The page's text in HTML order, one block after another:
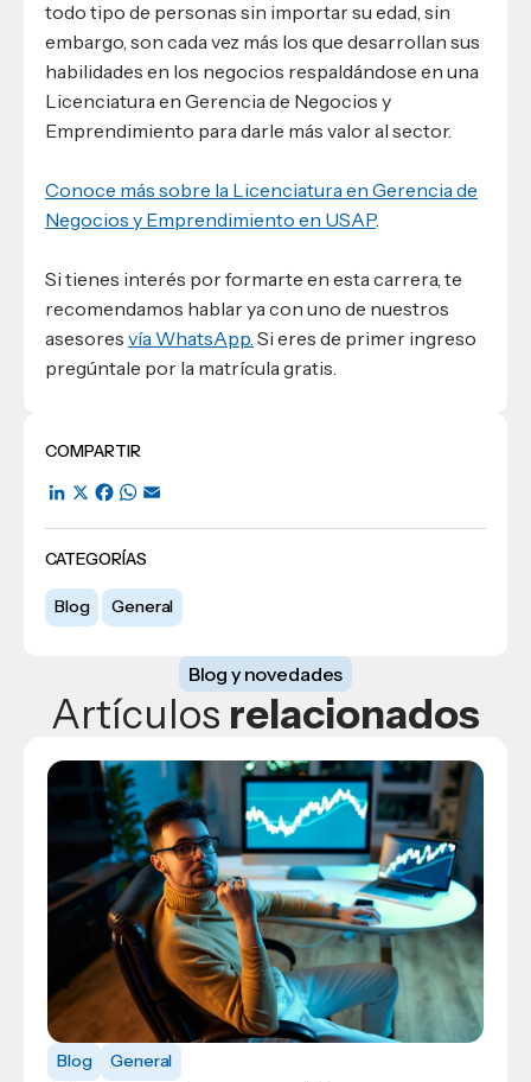
COMPARTIR
LinkedIn
X Facebook
WhatsApp
CATEGORÍAS
Blog General
todo tipo de personas sin importar su edad, sin
embargo, son cada vez más los que desarrollan sus
habilidades en los negocios respaldándose en una
Licenciatura en Gerencia de Negocios y
Emprendimiento para darle más valor al sector.
Conoce más sobre la Licenciatura en Gerencia de
Negocios y Emprendimiento en USAP.
Si tienes interés por formarte en esta carrera, te
recomendamos hablar ya con uno de nuestros
asesores vía WhatsApp. Si eres de primer ingreso
pregúntale por la matrícula gratis.
Blog y novedades
Artículos relacionados
Blog General
Blog USAP
Blog